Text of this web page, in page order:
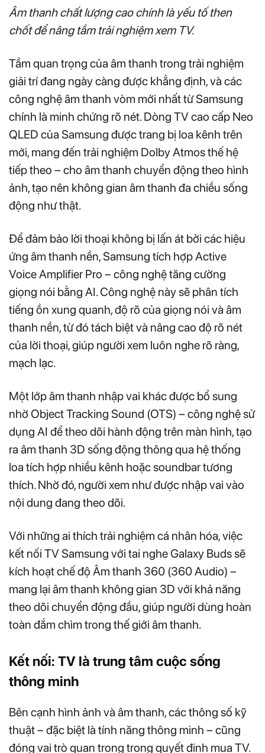
Âm thanh chất lượng cao chính là yếu tố then
chốt để nâng tầm trải nghiệm xem TV.
Tầm quan trọng của âm thanh trong trải nghiệm
giải trí đang ngày càng được khẳng định, và các
công nghệ âm thanh vòm mới nhất từ Samsung
chính là minh chứng rõ nét. Dòng TV cao cấp Neo
QLED của Samsung được trang bị loa kênh trên
mới, mang đến trải nghiệm Dolby Atmos thế hệ
tiếp theo – cho âm thanh chuyển động theo hình
ảnh, tạo nên không gian âm thanh đa chiều sống
động như thật.
Để đảm bảo lời thoại không bị lấn át bởi các hiệu
ứng âm thanh nền, Samsung tích hợp Active
Voice Amplifier Pro – công nghệ tăng cường
giọng nói bằng AI. Công nghệ này sẽ phân tích
tiếng ồn xung quanh, độ rõ của giọng nói và âm
thanh nền, từ đó tách biệt và nâng cao độ rõ nét
của lời thoại, giúp người xem luôn nghe rõ ràng,
mạch lạc.
Một lớp âm thanh nhập vai khác được bổ sung
nhờ Object Tracking Sound (OTS) – công nghệ sử
dụng AI để theo dõi hành động trên màn hình, tạo
ra âm thanh 3D sống động thông qua hệ thống
loa tích hợp nhiều kênh hoặc soundbar tương
thích. Nhờ đó, người xem như được nhập vai vào
nội dung đang theo dõi.
Với những ai thích trải nghiệm cá nhân hóa, việc
kết nối TV Samsung với tai nghe Galaxy Buds sẽ
kích hoạt chế độ Âm thanh 360 (360 Audio) –
mang lại âm thanh không gian 3D với khả năng
theo dõi chuyển động đầu, giúp người dùng hoàn
toàn đắm chìm trong thế giới âm thanh.
Kết nối: TV là trung tâm cuộc sống
thông minh
Bên cạnh hình ảnh và âm thanh, các thông số kỹ
thuật – đặc biệt là tính năng thông minh – cũng
đóng vai trò quan trọng trong quyết định mua TV.